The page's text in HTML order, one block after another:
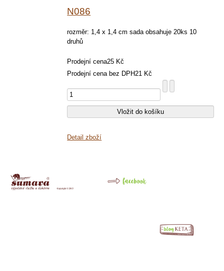
N086
rozměr: 1,4 x 1,4 cm sada obsahuje 20ks 10
druhů
Prodejní cena25 Kč
Prodejní cena bez DPH21 Kč
Detail zboží